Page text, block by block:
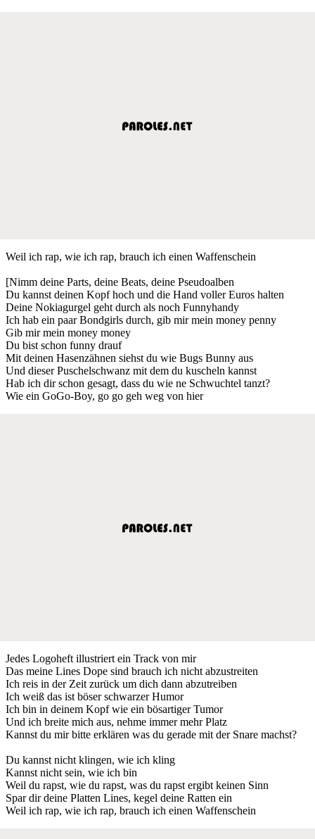
Weil ich rap, wie ich rap, brauch ich einen Waffenschein
[Nimm deine Parts, deine Beats, deine Pseudoalben
Du kannst deinen Kopf hoch und die Hand voller Euros halten
Deine Nokiagurgel geht durch als noch Funnyhandy
Ich hab ein paar Bondgirls durch, gib mir mein money penny
Gib mir mein money money
Du bist schon funny drauf
Mit deinen Hasenzähnen siehst du wie Bugs Bunny aus
Und dieser Puschelschwanz mit dem du kuscheln kannst
Hab ich dir schon gesagt, dass du wie ne Schwuchtel tanzt?
Wie ein GoGo-Boy, go go geh weg von hier
Jedes Logoheft illustriert ein Track von mir
Das meine Lines Dope sind brauch ich nicht abzustreiten
Ich reis in der Zeit zurück um dich dann abzutreiben
Ich weiß das ist böser schwarzer Humor
Ich bin in deinem Kopf wie ein bösartiger Tumor
Und ich breite mich aus, nehme immer mehr Platz
Kannst du mir bitte erklären was du gerade mit der Snare machst?
Du kannst nicht klingen, wie ich kling
Kannst nicht sein, wie ich bin
Weil du rapst, wie du rapst, was du rapst ergibt keinen Sinn
Spar dir deine Platten Lines, kegel deine Ratten ein
Weil ich rap, wie ich rap, brauch ich einen Waffenschein